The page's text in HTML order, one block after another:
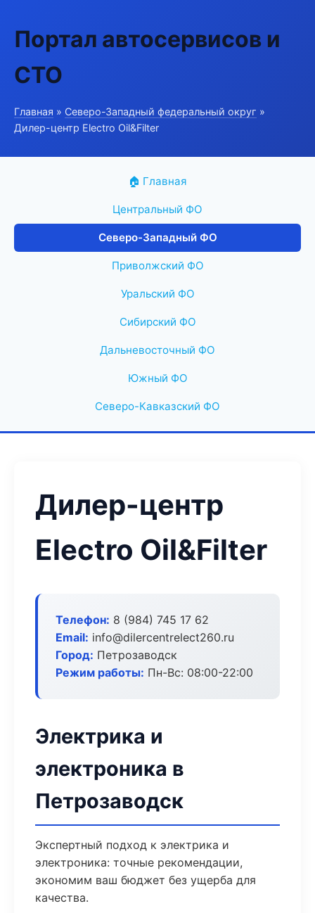
Портал автосервисов и
СТО
Главная » Северо-Западный федеральный округ »
Дилер-центр Electro Oil&Filter
🏠 Главная
Центральный ФО
Северо-Западный ФО
Приволжский ФО
Уральский ФО
Сибирский ФО
Дальневосточный ФО
Южный ФО
Северо-Кавказский ФО
Дилер-центр
Electro Oil&Filter
Телефон: 8 (984) 745 17 62
Email: info@dilercentrelect260.ru
Город: Петрозаводск
Режим работы: Пн-Вс: 08:00-22:00
Электрика и
электроника в
Петрозаводск
Экспертный подход к электрика и
электроника: точные рекомендации,
экономим ваш бюджет без ущерба для
качества.